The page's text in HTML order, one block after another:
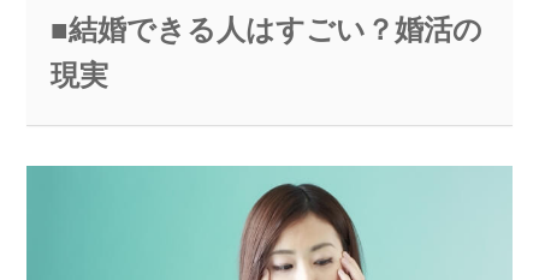
■結婚できる人はすごい？婚活の
現実